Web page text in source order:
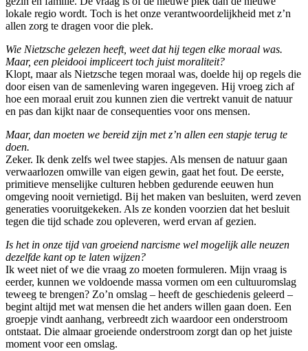
lokale regio wordt. Toch is het onze verantwoordelijkheid met z’n
allen zorg te dragen voor die plek.
Wie Nietzsche gelezen heeft, weet dat hij tegen elke moraal was.
Maar, een pleidooi impliceert toch juist moraliteit?
Klopt, maar als Nietzsche tegen moraal was, doelde hij op regels die
door eisen van de samenleving waren ingegeven. Hij vroeg zich af
hoe een moraal eruit zou kunnen zien die vertrekt vanuit de natuur
en pas dan kijkt naar de consequenties voor ons mensen.
Maar, dan moeten we bereid zijn met z’n allen een stapje terug te
doen.
Zeker. Ik denk zelfs wel twee stapjes. Als mensen de natuur gaan
verwaarlozen omwille van eigen gewin, gaat het fout. De eerste,
primitieve menselijke culturen hebben gedurende eeuwen hun
omgeving nooit vernietigd. Bij het maken van besluiten, werd zeven
generaties vooruitgekeken. Als ze konden voorzien dat het besluit
tegen die tijd schade zou opleveren, werd ervan af gezien.
Is het in onze tijd van groeiend narcisme wel mogelijk alle neuzen
dezelfde kant op te laten wijzen?
Ik weet niet of we die vraag zo moeten formuleren. Mijn vraag is
eerder, kunnen we voldoende massa vormen om een cultuuromslag
teweeg te brengen? Zo’n omslag – heeft de geschiedenis geleerd –
begint altijd met wat mensen die het anders willen gaan doen. Een
groepje vindt aanhang, verbreedt zich waardoor een onderstroom
ontstaat. Die almaar groeiende onderstroom zorgt dan op het juiste
moment voor een omslag.